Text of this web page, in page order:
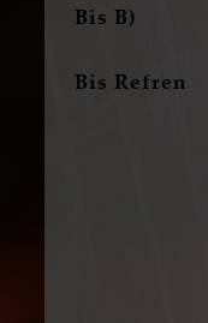
Bis B)
Bis Refren